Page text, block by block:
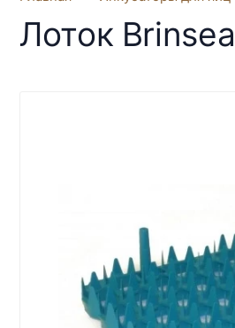
Лоток